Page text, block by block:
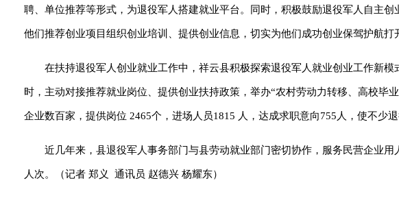
聘、单位推荐等形式，为退役军人搭建就业平台。同时，积极鼓励退役军人自主
他们推荐创业项目组织创业培训、提供创业信息，切实为他们成功创业保驾护航打
在扶持退役军人创业就业工作中，祥云县积极探索退役军人就业创业工作新
时，主动对接推荐就业岗位、提供创业扶持政策，举办“农村劳动力转移、高校毕
企业数百家，提供岗位 2465个，进场人员1815 人，达成求职意向755人，使不少退
近几年来，县退役军人事务部门与县劳动就业部门密切协作，服务民营企业
人次。（记者 郑义 通讯员 赵德兴 杨耀东）